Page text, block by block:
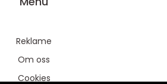
Reklame
Om oss
Cookies